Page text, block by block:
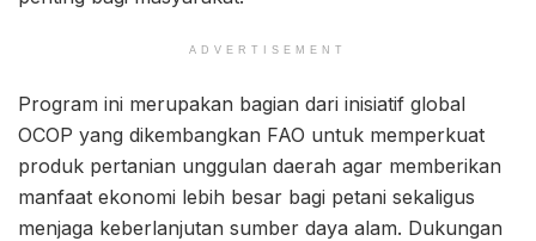
ADVERTISEMENT
Program ini merupakan bagian dari inisiatif global
OCOP yang dikembangkan FAO untuk memperkuat
produk pertanian unggulan daerah agar memberikan
manfaat ekonomi lebih besar bagi petani sekaligus
menjaga keberlanjutan sumber daya alam. Dukungan